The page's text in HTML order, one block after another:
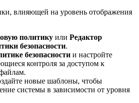
влияющей на уровень отображения
политику или Редактор
безопасности.
безопасности и настройте
контроля за доступом к
новые шаблоны, чтобы
системы в зависимости от уровня